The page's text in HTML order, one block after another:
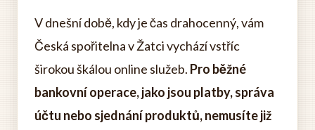
V dnešní době, kdy je čas drahocenný, vám
Česká spořitelna v Žatci vychází vstříc
širokou škálou online služeb. Pro běžné
bankovní operace, jako jsou platby, správa
účtu nebo sjednání produktů, nemusíte již